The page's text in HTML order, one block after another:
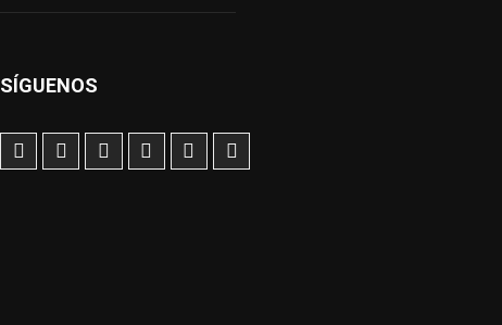
SÍGUENOS